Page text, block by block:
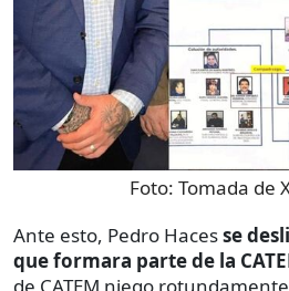
Foto: Tomada de
Ante esto, Pedro Hacesse
que formara parte de la